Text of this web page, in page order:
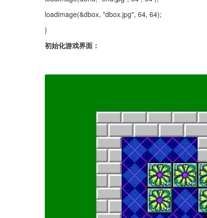
loadimage(&dbox, "dbox.jpg", 64, 64);
}
初始化游戏界面：